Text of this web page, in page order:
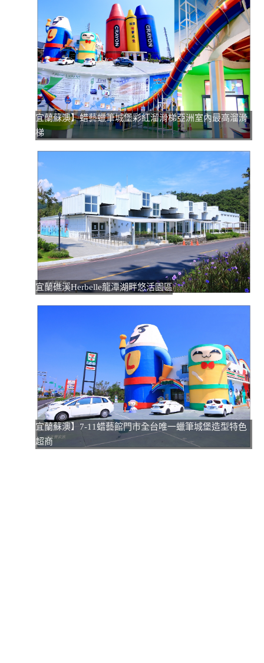
宜蘭蘇澳】蜡藝蠟筆城堡彩紅溜滑梯亞洲室內最高溜滑
梯
宜蘭礁溪Herbelle龍潭湖畔悠活園區
宜蘭蘇澳】7-11蜡藝館門市全台唯一蠟筆城堡造型特色
超商